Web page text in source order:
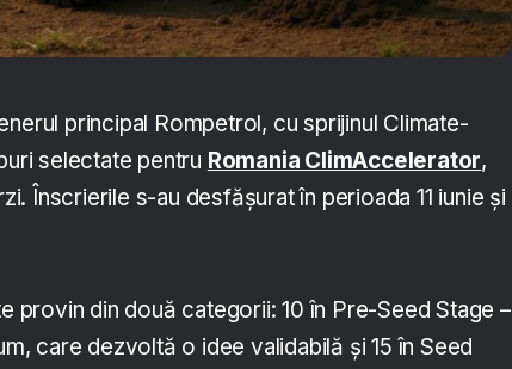
principal Rompetrol, cu sprijinul Climate-
selectate pentru Romania ClimAccelerator,
Înscrierile s-au desfășurat în perioada 11 iunie și
provin din două categorii: 10 în Pre-Seed Stage –
care dezvoltă o idee validabilă și 15 în Seed